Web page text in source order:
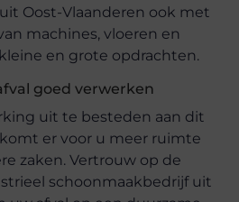
Oost-Vlaanderen ook met
machines, vloeren en
en grote opdrachten.
goed verwerken
uit te besteden aan dit
er voor u meer ruimte
zaken. Vertrouw op de
schoonmaakbedrijf uit